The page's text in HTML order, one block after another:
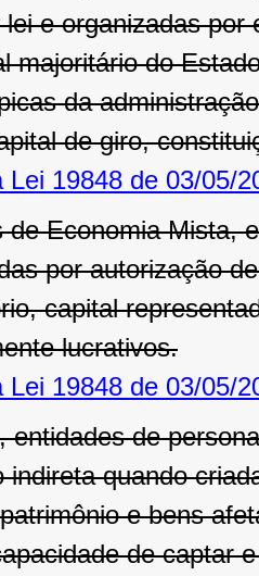
e organizadas
majoritário do
da
de giro,
Lei 19848 de 03/05/
de Economia Mista,
por autorização
capital
lucrativos.
Lei 19848 de 03/05/
entidades de
indireta quando
e bens
de captar